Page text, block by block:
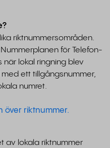
riktnummersområden.
för Telefon-
när lokal ringning blev
ett tillgångsnummer,
numret.
över riktnummer.
av lokala riktnummer